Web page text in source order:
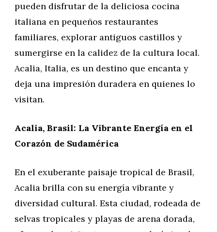
pueden disfrutar de la deliciosa cocina
italiana en pequeños restaurantes
familiares, explorar antiguos castillos y
sumergirse en la calidez de la cultura local.
Acalia, Italia, es un destino que encanta y
deja una impresión duradera en quienes lo
visitan.
Acalia, Brasil: La Vibrante Energía en el
Corazón de Sudamérica
En el exuberante paisaje tropical de Brasil,
Acalia brilla con su energía vibrante y
diversidad cultural. Esta ciudad, rodeada de
selvas tropicales y playas de arena dorada,